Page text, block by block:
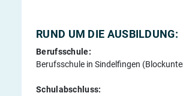
RUND UM DIE AUSBILDUNG:
Berufsschule:
Berufsschule in Sindelfingen
Schulabschluss: